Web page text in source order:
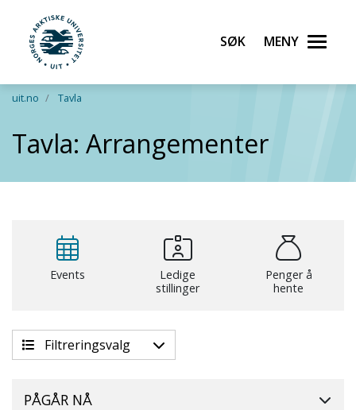
Gå til hovedinnhold
UiT Norges arktiske universitet
Søk Meny
uit.no Tavla
Tavla: Arrangementer
Events
Ledige
stillinger
Penger å
hente
Filtreringsvalg
PÅGÅR NÅ